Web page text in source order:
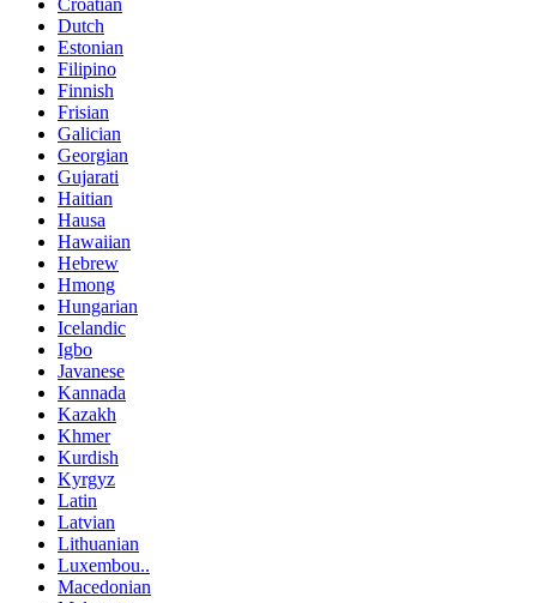
Croatian
Dutch
Estonian
Filipino
Finnish
Frisian
Galician
Georgian
Gujarati
Haitian
Hausa
Hawaiian
Hebrew
Hmong
Hungarian
Icelandic
Igbo
Javanese
Kannada
Kazakh
Khmer
Kurdish
Kyrgyz
Latin
Latvian
Lithuanian
Luxembou..
Macedonian